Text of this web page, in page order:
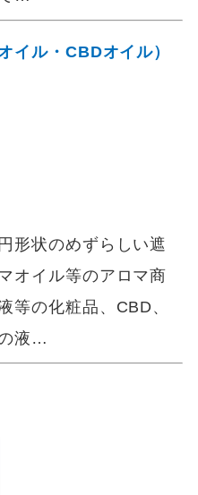
イル・CBDオイル）
形状のめずらしい遮
オイル等のアロマ商
等の化粧品、CBD、
液…